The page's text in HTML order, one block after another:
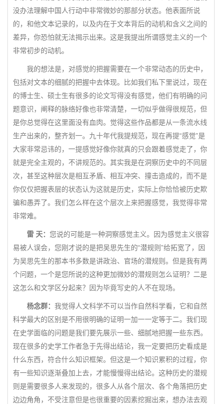
没办法理解中国人行动中非常微妙的那部分状态。他表面所说
的，和他文本记录的，以及内在于文本背后的动机和含义之间的
差异，你恐怕就无法揭示出来。这是我提出所谓感觉主义的一个
非常初步的动机。
我的想法是，对感觉的把握需要在一个非常动态的历史中，
包括对文本的细腻的把握中去体现。比如我们私下里说过，现在
的博士生、硕士生有很多的论文写得没有感觉，他们有明确的问
题意识，阐释的脉络好像也非常清楚，一切似乎做得很规范，但
是你总觉得在这里面没有血肉。觉得这些作品都是从一条流水线
生产出来的，整齐划一。九十年代我提规范，现在再提“感觉”是
大家非常忌讳的，一提感觉好像你就真的只会跟着感觉走了，你
就是完全主观的，不讲规范的。其实我是在洞察历史中的不同层
次，甚至这种层次是相互矛盾、相互冲突、撞击造成的，而不是
你仅仅把握表层的状态认为这就是历史，实际上你恰恰被历史欺
骗和愚弄了。我们怎么样在这个层次上来把握感觉，我觉得非常
非常难。
雷 天： 您说的可能是一种洞察感觉主义。因为感觉主义很容
易被人误会，您刚才说的是把吴思先生的“潜规则”给拓宽了，因
为吴思先生的那本书多数是讲政治、官场的潜规则。但是我有两
个问题，一个是您所说的这种更加微妙的潜规则怎么证明？二是
这怎么和文学区分起来？因为毕竟写史的人不在现场。
杨念群： 我觉得人文科学不可以当作自然科学看，它和自然
科学最大的区别是不用很明确的证明一加一一定等于二。我们现
在史学面临的问题是我们要先展示一些、细腻地把握一些东西。
现在很多的史学工作者急于先得出结论，我一定要把历史看成是
什么东西，符合什么知识框架。但这是一个知识累积的过程，你
有一些知识逐渐叠加上去，才能慢慢得出结论。这种历史的潜规
则是需要很多人来发现的，很多人从各个层次、各个角落把历史
边边角角，不受注意但是也很重要的因素挖掘出来，想办法去观